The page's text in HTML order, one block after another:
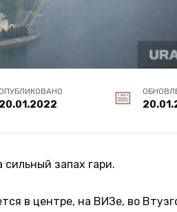
ОПУБЛИКОВАНО
20.01.2022
запах гари.
в центре, на ВИЗе, во